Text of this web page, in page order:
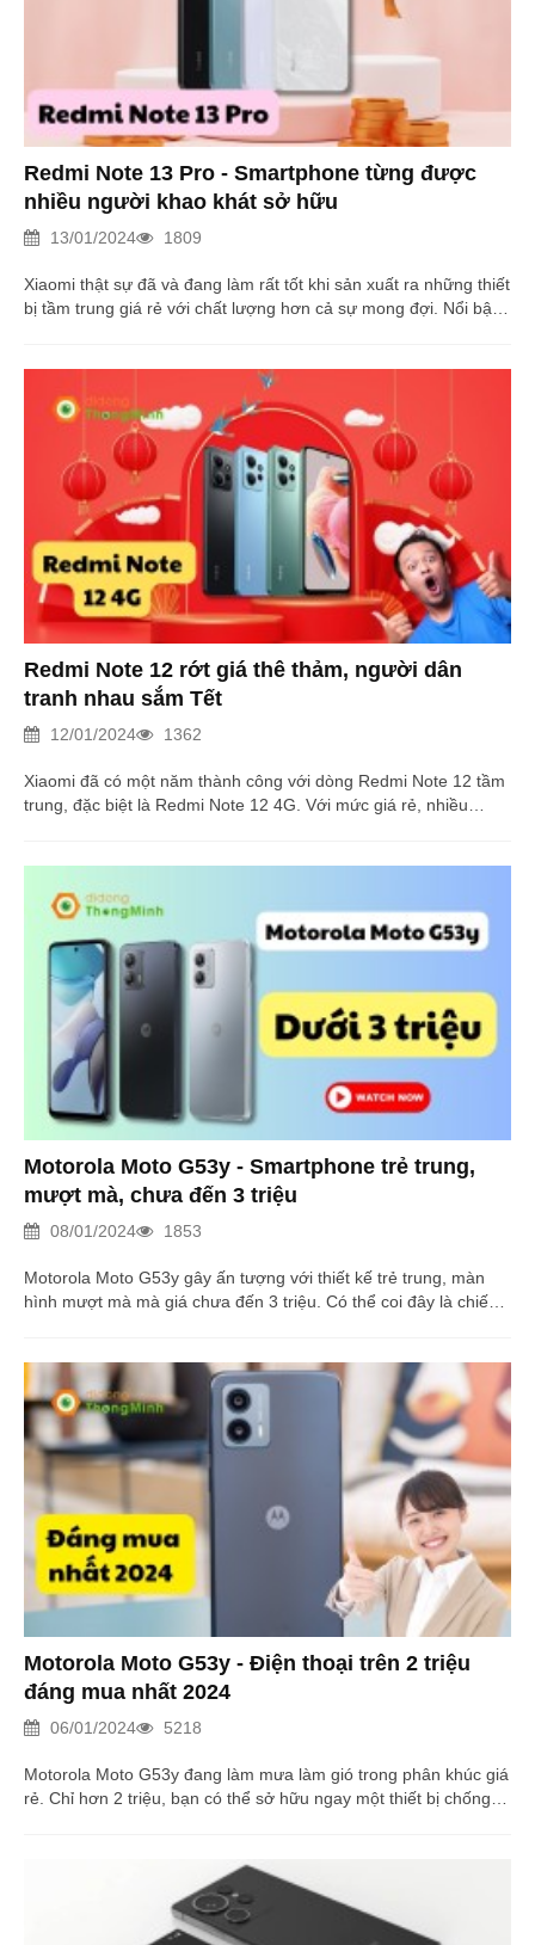
Redmi Note 13 Pro - Smartphone từng được
nhiều người khao khát sở hữu
13/01/2024 1809
Xiaomi thật sự đã và đang làm rất tốt khi sản xuất ra những thiết
bị tầm trung giá rẻ với chất lượng hơn cả sự mong đợi. Nổi bật
Redmi Note 12 rớt giá thê thảm, người dân
tranh nhau sắm Tết
12/01/2024 1362
Xiaomi đã có một năm thành công với dòng Redmi Note 12 tầm
trung, đặc biệt là Redmi Note 12 4G. Với mức giá rẻ, nhiều
Motorola Moto G53y - Smartphone trẻ trung,
mượt mà, chưa đến 3 triệu
08/01/2024 1853
Motorola Moto G53y gây ấn tượng với thiết kế trẻ trung, màn
hình mượt mà mà giá chưa đến 3 triệu. Có thể coi đây là chiếc
Motorola Moto G53y - Điện thoại trên 2 triệu
đáng mua nhất 2024
06/01/2024 5218
Motorola Moto G53y đang làm mưa làm gió trong phân khúc giá
rẻ. Chỉ hơn 2 triệu, bạn có thể sở hữu ngay một thiết bị chống